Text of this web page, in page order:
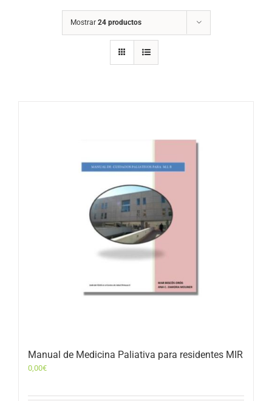
Mostrar 24 productos
Manual de Medicina Paliativa para residentes MIR
0,00€